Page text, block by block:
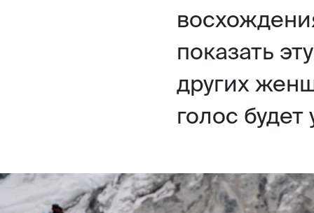
показать
других
голос